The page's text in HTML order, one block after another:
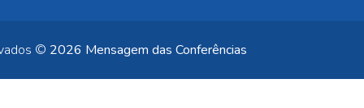
© 2026 Mensagem das Conferências